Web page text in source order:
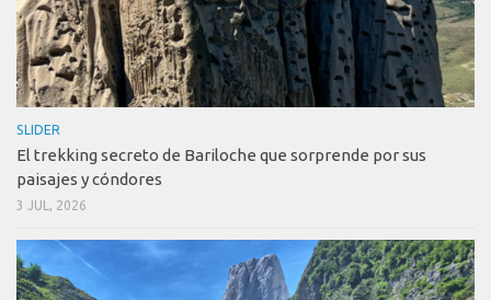
SLIDER
El trekking secreto de Bariloche que sorprende por sus
paisajes y cóndores
3 JUL, 2026